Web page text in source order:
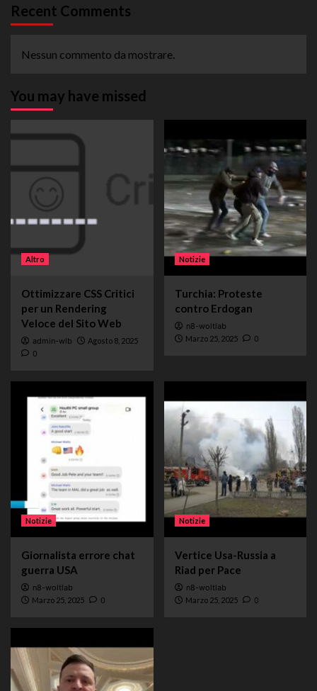
Recent Comments
Nessun commento da mostrare.
You may have missed
Altro
Ottimizzare CSS Critici
per un Rendering
Veloce del Sito Web
admin-wlb Agosto 8, 2025
0
Notizie
Turchia: Proteste
contro Erdogan
n8-woltlab
Marzo 25, 2025 0
Notizie
Giornalista errore chat
guerra USA
n8-woltlab
Marzo 25, 2025 0
Notizie
Vertice Usa-Russia a
Riad per Pace
n8-woltlab
Marzo 25, 2025 0